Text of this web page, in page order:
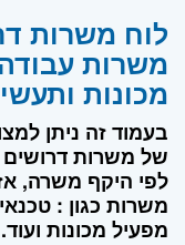
משרות
מכונות
בעמוד זה ניתן
של משרות דרושים
לפי היקף משרה,
משרות כגון :
מפעיל מכונות ועוד.